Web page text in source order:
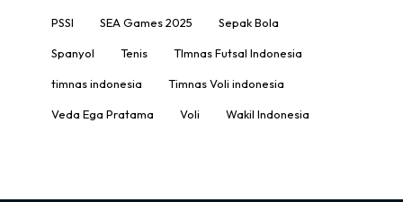
PSSI SEA Games 2025 Sepak Bola
Spanyol Tenis TImnas Futsal Indonesia
timnas indonesia Timnas Voli indonesia
Veda Ega Pratama Voli Wakil Indonesia